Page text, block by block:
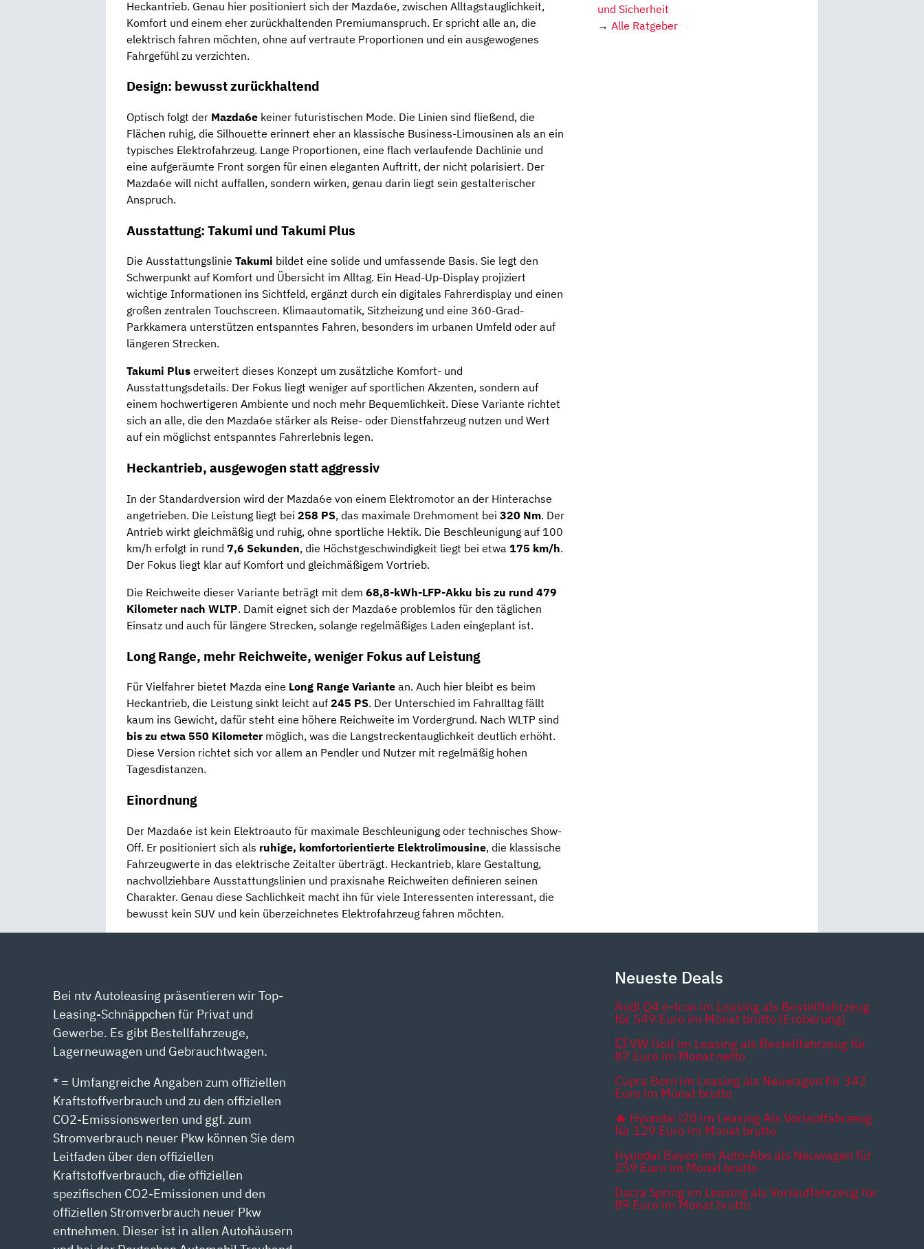
Heckantrieb. Genau hier positioniert sich der Mazda6e, zwischen Alltagstauglichkeit,
Komfort und einem eher zurückhaltenden Premiumanspruch. Er spricht alle an, die
elektrisch fahren möchten, ohne auf vertraute Proportionen und ein ausgewogenes
Fahrgefühl zu verzichten.
Design: bewusst zurückhaltend
Optisch folgt der Mazda6e keiner futuristischen Mode. Die Linien sind fließend, die
Flächen ruhig, die Silhouette erinnert eher an klassische Business-Limousinen als an ein
typisches Elektrofahrzeug. Lange Proportionen, eine flach verlaufende Dachlinie und
eine aufgeräumte Front sorgen für einen eleganten Auftritt, der nicht polarisiert. Der
Mazda6e will nicht auffallen, sondern wirken, genau darin liegt sein gestalterischer
Anspruch.
Ausstattung: Takumi und Takumi Plus
Die Ausstattungslinie Takumi bildet eine solide und umfassende Basis. Sie legt den
Schwerpunkt auf Komfort und Übersicht im Alltag. Ein Head-Up-Display projiziert
wichtige Informationen ins Sichtfeld, ergänzt durch ein digitales Fahrerdisplay und einen
großen zentralen Touchscreen. Klimaautomatik, Sitzheizung und eine 360-Grad-
Parkkamera unterstützen entspanntes Fahren, besonders im urbanen Umfeld oder auf
längeren Strecken.
Takumi Plus erweitert dieses Konzept um zusätzliche Komfort- und
Ausstattungsdetails. Der Fokus liegt weniger auf sportlichen Akzenten, sondern auf
einem hochwertigeren Ambiente und noch mehr Bequemlichkeit. Diese Variante richtet
sich an alle, die den Mazda6e stärker als Reise- oder Dienstfahrzeug nutzen und Wert
auf ein möglichst entspanntes Fahrerlebnis legen.
Heckantrieb, ausgewogen statt aggressiv
In der Standardversion wird der Mazda6e von einem Elektromotor an der Hinterachse
angetrieben. Die Leistung liegt bei 258 PS, das maximale Drehmoment bei 320 Nm. Der
Antrieb wirkt gleichmäßig und ruhig, ohne sportliche Hektik. Die Beschleunigung auf 100
km/h erfolgt in rund 7,6 Sekunden, die Höchstgeschwindigkeit liegt bei etwa 175 km/h.
Der Fokus liegt klar auf Komfort und gleichmäßigem Vortrieb.
Die Reichweite dieser Variante beträgt mit dem 68,8-kWh-LFP-Akku bis zu rund 479
Kilometer nach WLTP. Damit eignet sich der Mazda6e problemlos für den täglichen
Einsatz und auch für längere Strecken, solange regelmäßiges Laden eingeplant ist.
Long Range, mehr Reichweite, weniger Fokus auf Leistung
Für Vielfahrer bietet Mazda eine Long Range Variante an. Auch hier bleibt es beim
Heckantrieb, die Leistung sinkt leicht auf 245 PS. Der Unterschied im Fahralltag fällt
kaum ins Gewicht, dafür steht eine höhere Reichweite im Vordergrund. Nach WLTP sind
bis zu etwa 550 Kilometermöglich, was die Langstreckentauglichkeit deutlich erhöht.
Diese Version richtet sich vor allem an Pendler und Nutzer mit regelmäßig hohen
Tagesdistanzen.
Einordnung
Der Mazda6e ist kein Elektroauto für maximale Beschleunigung oder technisches Show-
Off. Er positioniert sich als ruhige, komfortorientierte Elektrolimousine, die klassische
Fahrzeugwerte in das elektrische Zeitalter überträgt. Heckantrieb, klare Gestaltung,
nachvollziehbare Ausstattungslinien und praxisnahe Reichweiten definieren seinen
Charakter. Genau diese Sachlichkeit macht ihn für viele Interessenten interessant, die
bewusst kein SUV und kein überzeichnetes Elektrofahrzeug fahren möchten.
und Sicherheit
→ Alle Ratgeber
Bei ntv Autoleasing präsentieren wir Top-
Leasing-Schnäppchen für Privat und
Gewerbe. Es gibt Bestellfahrzeuge,
Lagerneuwagen und Gebrauchtwagen.
* = Umfangreiche Angaben zum offiziellen
Kraftstoffverbrauch und zu den offiziellen
CO2-Emissionswerten und ggf. zum
Stromverbrauch neuer Pkw können Sie dem
Leitfaden über den offiziellen
Kraftstoffverbrauch, die offiziellen
spezifischen CO2-Emissionen und den
offiziellen Stromverbrauch neuer Pkw
entnehmen. Dieser ist in allen Autohäusern
Neueste Deals
Audi Q4 e-tron im Leasing als Bestellfahrzeug
für 549 Euro im Monat brutto [Eroberung]
💥 VW Golf im Leasing als Bestellfahrzeug für
87 Euro im Monat netto
Cupra Born im Leasing als Neuwagen für 342
Euro im Monat brutto
🔥 Hyundai i20 im Leasing Als Vorlauffahrzeug
für 129 Euro im Monat brutto
Hyundai Bayon im Auto-Abo als Neuwagen für
259 Euro im Monat brutto
Dacia Spring im Leasing als Vorlauffahrzeug für
89 Euro im Monat brutto